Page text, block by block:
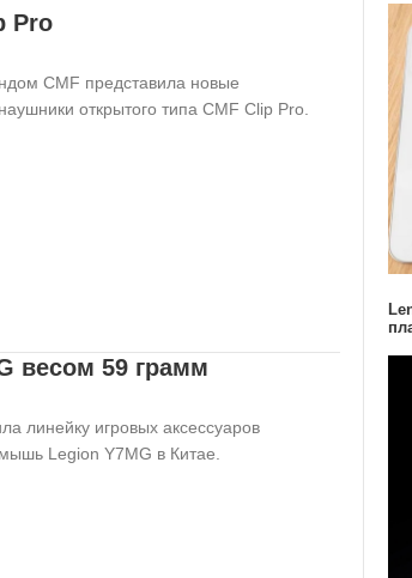
Pro
CMF представила новые
открытого типа CMF Clip Pro.
весом 59 грамм
линейку игровых аксессуаров
Legion Y7MG в Китае.